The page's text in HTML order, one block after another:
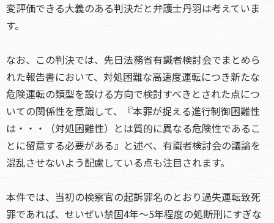
変評価できる大義のある判決だと弁護士丹羽は考えていま
す。
なお、この判決では、先日法務省有識者検討会でまとめら
れた報告書において、対処困難な高速度運転につき新たな
危険運転の類型を設ける方向で検討すべきとされた点につ
いての関係性を意識して、『本罪が捉える進行制御困難性
は・・・（対処困難性）とは質的に異なる危険性であるこ
とに留意する必要がある』と述べ、有識者検討会の議論を
混乱させないよう配慮している点も注目されます。
本件では、当初の検察官の起訴罪名のとおり過失運転致死
罪であれば、せいぜい禁固4年～5年程度の処断刑にすぎな